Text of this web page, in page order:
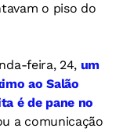
o piso do
feira, 24, um
ao Salão
é de pane no
a comunicação